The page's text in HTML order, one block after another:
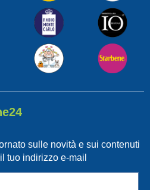
sulle novità e sui contenuti
tuo indirizzo e-mail